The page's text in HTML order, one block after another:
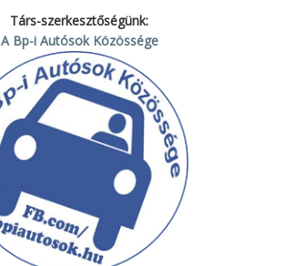
Társ-szerkesztőségünk:
A Bp-i Autósok Közössége